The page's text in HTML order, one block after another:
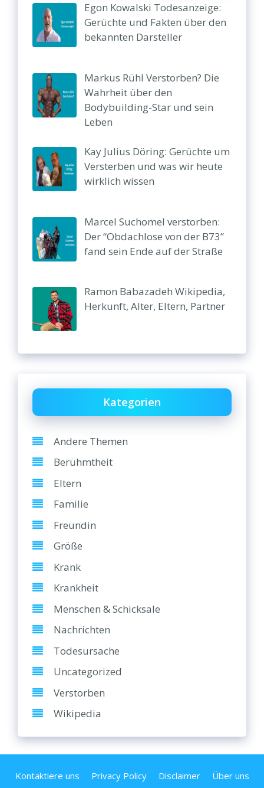
Egon Kowalski Todesanzeige:
Gerüchte und Fakten über den
bekannten Darsteller
Markus Rühl Verstorben? Die
Wahrheit über den
Bodybuilding-Star und sein
Leben
Kay Julius Döring: Gerüchte um
Versterben und was wir heute
wirklich wissen
Marcel Suchomel verstorben:
Der “Obdachlose von der B73”
fand sein Ende auf der Straße
Ramon Babazadeh Wikipedia,
Herkunft, Alter, Eltern, Partner
Kategorien
Andere Themen
Berühmtheit
Eltern
Familie
Freundin
Größe
Krank
Krankheit
Menschen & Schicksale
Nachrichten
Todesursache
Uncategorized
Verstorben
Wikipedia
Kontaktiere uns Privacy Policy Disclaimer Über uns